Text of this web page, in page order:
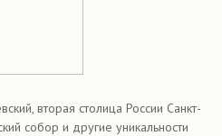
вторая столица России Санкт-
собор и другие уникальности